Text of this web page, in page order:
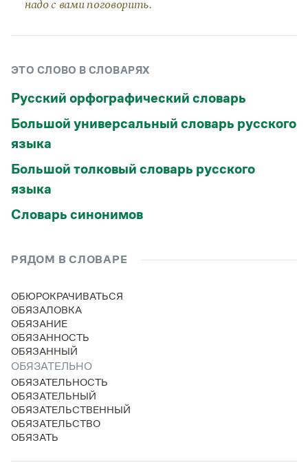
Словари русского языка как государственного
Справочники
Правила русской орфографии и пунктуации
Русский язык. Краткий теоретический курс
для школьников
Справочник по пунктуации
Словарь-справочник трудностей
Справочник по фразеологии
Азбучные истины
Все справочники портала
Новости и события
Статьи
Монологи
Интервью
Лекции и подкасты
Рекомендуем
Учебник Грамоты
Управление в русском языке
Словарь методических терминов
Правила русской орфографии и пунктуации
надо с вами поговорить.
ЭТО СЛОВО В СЛОВАРЯХ
Русский орфографический словарь
Большой универсальный словарь русского
языка
Большой толковый словарь русского
языка
Словарь синонимов
РЯДОМ В СЛОВАРЕ
ОБЮРОКРАЧИВАТЬСЯ
ОБЯЗАЛОВКА
ОБЯЗАНИЕ
ОБЯЗАННОСТЬ
ОБЯЗАННЫЙ
ОБЯЗАТЕЛЬНО
ОБЯЗАТЕЛЬНОСТЬ
ОБЯЗАТЕЛЬНЫЙ
ОБЯЗАТЕЛЬСТВЕННЫЙ
ОБЯЗАТЕЛЬСТВО
ОБЯЗАТЬ